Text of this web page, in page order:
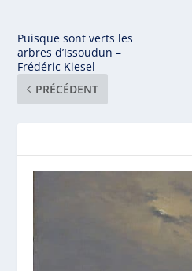
Puisque sont verts les
arbres d’Issoudun –
Frédéric Kiesel
PRÉCÉDENT